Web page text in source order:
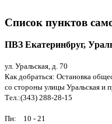
Список пунктов
ПВЗ Екатеринбруг,
ул. Уральская, д. 70
Как добраться: Остановка
со стороны улицы Уральская и
Тел.:(343) 288-28-15
Пн: 10 - 21